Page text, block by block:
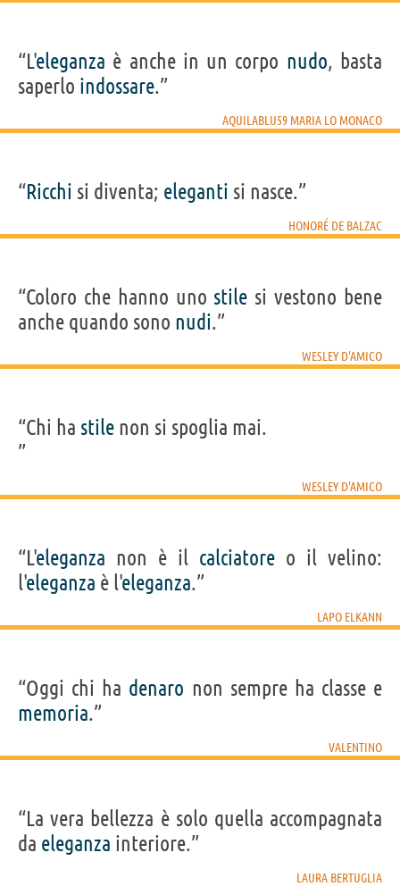
“L'eleganza è anche in un corpo nudo, basta
saperlo indossare.”
AQUILABLU59 MARIA LO MONACO
“Ricchi si diventa; eleganti si nasce.”
HONORÉ DE BALZAC
“Coloro che hanno uno stile si vestono bene
anche quando sono nudi.”
WESLEY D'AMICO
“Chi ha stile non si spoglia mai.
”
WESLEY D'AMICO
“L'eleganza non è il calciatore o il velino:
l'eleganza è l'eleganza.”
LAPO ELKANN
“Oggi chi ha denaro non sempre ha classe e
memoria.”
VALENTINO
“La vera bellezza è solo quella accompagnata
da eleganza interiore.”
LAURA BERTUGLIA